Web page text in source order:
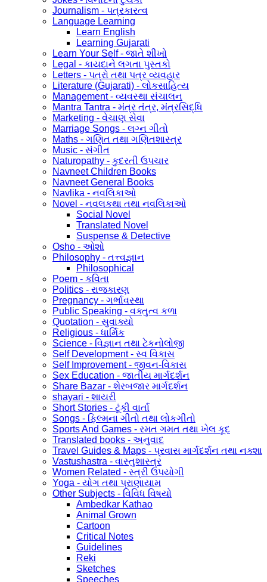
Journalism - પત્રકારત્વ
Language Learning
Learn English
Learning Gujarati
Learn Your Self - જાતે શીખો
Legal - કાયદાને લગતા પુસ્તકો
Letters - પત્રો તથા પત્ર વ્યવહાર
Literature (Gujarati) - લોકસાહિત્ય
Management - વ્યવસ્થા સંચાલન
Mantra Tantra - મંત્ર તંત્ર, મંત્રસિદ્ધિ
Marketing - વેચાણ સેવા
Marriage Songs - લગ્ન ગીતો
Maths - ગણિત તથા ગણિતશાસ્ત્ર
Music - સંગીત
Naturopathy - કુદરતી ઉપચાર
Navneet Children Books
Navneet General Books
Navlika - નવલિકાઓ
Novel - નવલકથા તથા નવલિકાઓ
Social Novel
Translated Novel
Suspense & Detective
Osho - ઓશો
Philosophy - તત્ત્વજ્ઞાન
Philosophical
Poem - કવિતા
Politics - રાજકારણ
Pregnancy - ગર્ભાવસ્થા
Public Speaking - વક્તુત્વ કળા
Quotation - સુવાક્યો
Religious - ધાર્મિક
Science - વિજ્ઞાન તથા ટેકનોલોજી
Self Development - સ્વ વિકાસ
Self Improvement - જીવન-વિકાસ
Sex Education - જાતીય માર્ગદર્શન
Share Bazar - શેરબજાર માર્ગદર્શન
shayari - શાયરી
Short Stories - ટૂંકી વાર્તા
Songs - ફિલ્મના ગીતો તથા લોકગીતો
Sports And Games - રમત ગમત તથા ખેલ કૂદ
Translated books - અનુવાદ
Travel Guides & Maps - પ્રવાસ માર્ગદર્શન તથા નક્શા
Vastushastra - વાસ્તુશાસ્ત્ર
Women Related - સ્ત્રી ઉપયોગી
Yoga - યોગ તથા પ્રાણાયામ
Other Subjects - વિવિધ વિષયો
Ambedkar Kathao
Animal Grown
Cartoon
Critical Notes
Guidelines
Reki
Sketches
Speeches